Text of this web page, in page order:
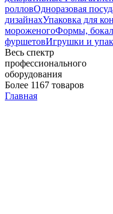
ролловОдноразовая
дизайнахУпаковка для
мороженогоФормы,
фуршетовИгрушки и
Весь спектр
профессионального
оборудования
Более 1167 товаров
Главная